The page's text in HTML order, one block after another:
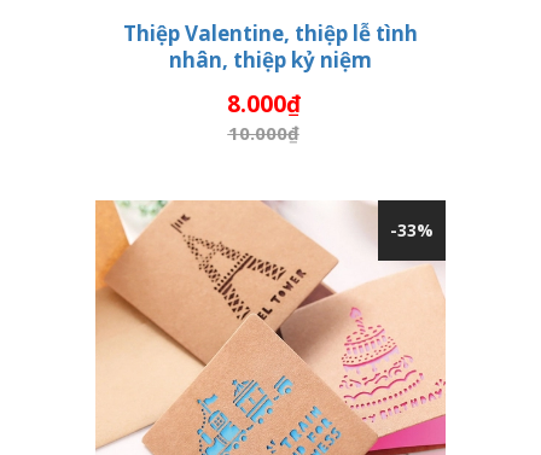
THÊM VÀO GIỎ HÀNG
Thiệp Valentine, thiệp lễ tình
nhân, thiệp kỷ niệm
8.000₫
10.000₫
-33%